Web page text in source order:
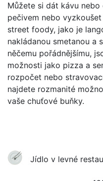
Můžete si dát kávu
pečivem nebo
street foody, jako je
nakládanou smetanou a
něčemu pořádnějšímu,
možnosti jako pizza a
rozpočet nebo
najdete rozmanité
vaše chuťové buňky.
Jídlo v levné